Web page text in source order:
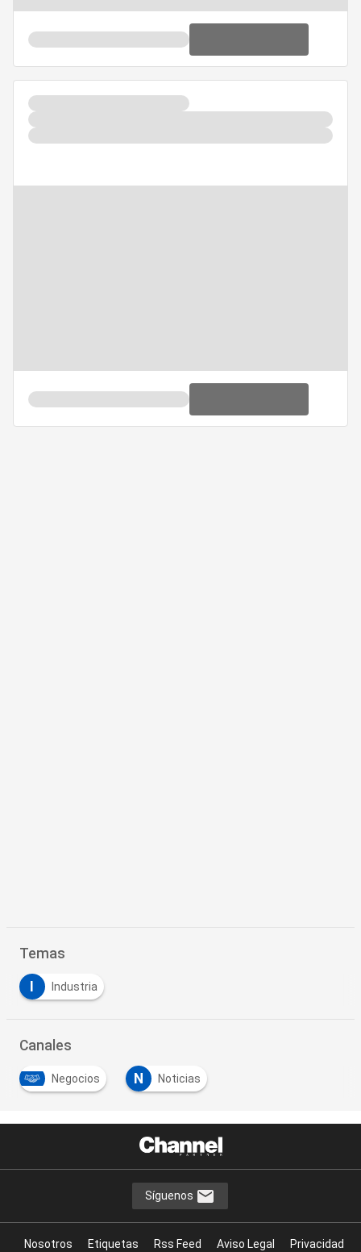
Temas
Industria
Canales
Negocios N Noticias
Síguenos
Nosotros Etiquetas Rss Feed Aviso Legal
Privacidad